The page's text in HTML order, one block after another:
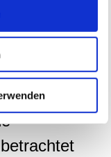
zu
zu Ihrer
Partner für
mit
bereitgestellt
der Dienste
Engel
(ebd.,